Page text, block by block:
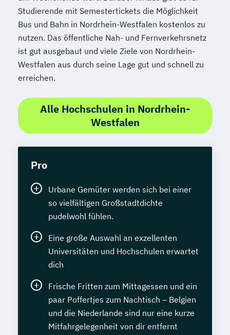
Studierende mit Semestertickets die Möglichkeit
Bus und Bahn in Nordrhein-Westfalen kostenlos zu
nutzen. Das öffentliche Nah- und Fernverkehrsnetz
ist gut ausgebaut und viele Ziele von Nordrhein-
Westfalen aus durch seine Lage gut und schnell zu
erreichen.
Alle Hochschulen in Nordrhein-
Westfalen
Pro
Urbane Gemüter werden sich bei einer
so vielfältigen Großstadtdichte
pudelwohl fühlen.
Eine große Auswahl an exzellenten
Universitäten und Hochschulen erwartet
dich
Frische Fritten zum Mittagessen und ein
paar Poffertjes zum Nachtisch – Belgien
und die Niederlande sind nur eine kurze
Mitfahrgelegenheit von dir entfernt